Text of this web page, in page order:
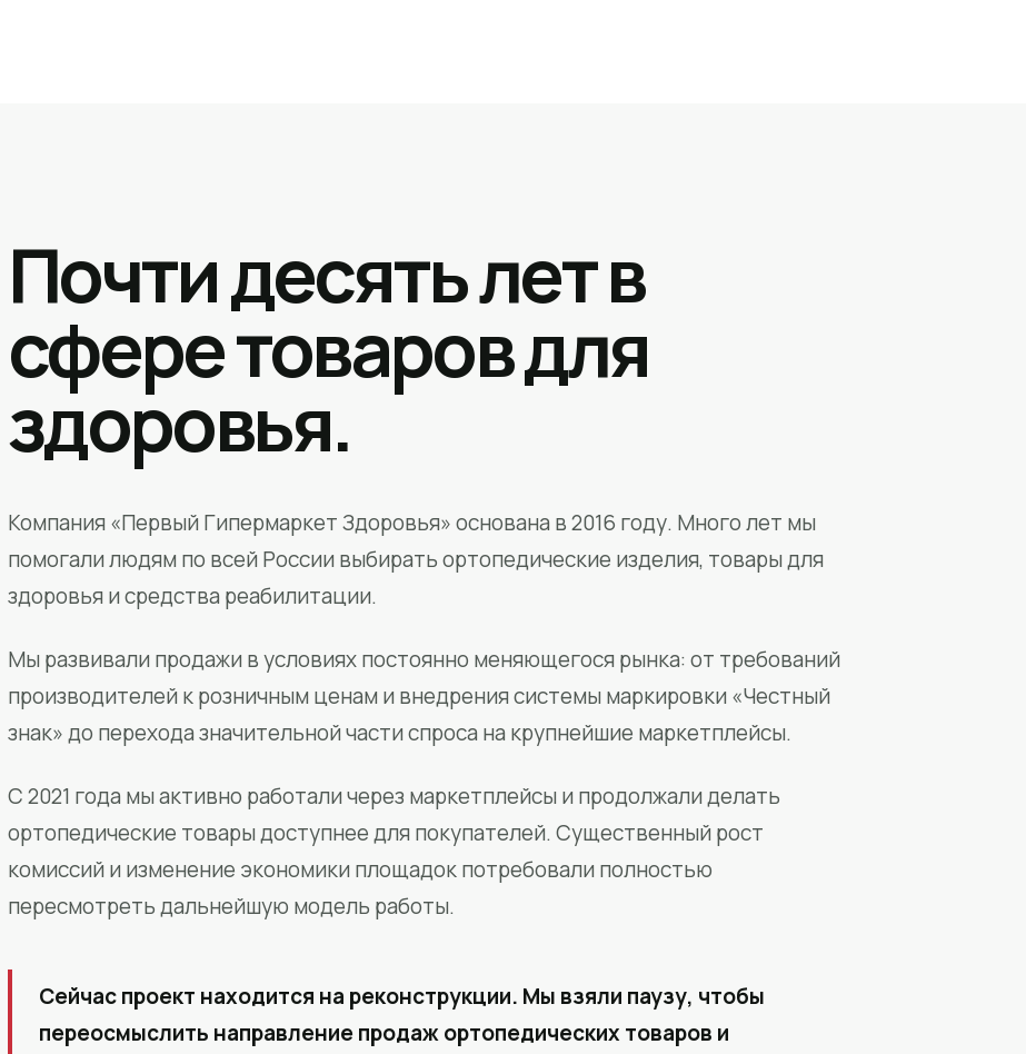
Почти десять лет в
сфере товаров для
здоровья.
Компания «Первый Гипермаркет Здоровья» основана в 2016 году. Много лет мы
помогали людям по всей России выбирать ортопедические изделия, товары для
здоровья и средства реабилитации.
Мы развивали продажи в условиях постоянно меняющегося рынка: от требований
производителей к розничным ценам и внедрения системы маркировки «Честный
знак» до перехода значительной части спроса на крупнейшие маркетплейсы.
С 2021 года мы активно работали через маркетплейсы и продолжали делать
ортопедические товары доступнее для покупателей. Существенный рост
комиссий и изменение экономики площадок потребовали полностью
пересмотреть дальнейшую модель работы.
Сейчас проект находится на реконструкции. Мы взяли паузу, чтобы
переосмыслить направление продаж ортопедических товаров и